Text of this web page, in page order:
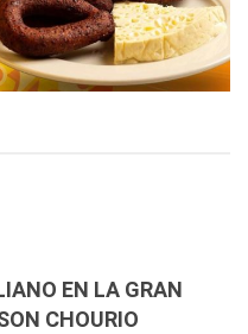
EN LA GRAN
CHOURIO